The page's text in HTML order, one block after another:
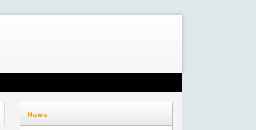
News